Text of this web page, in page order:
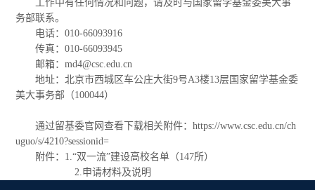
工作中有任何情况和问题，请及时与国家留学基金委美大事
务部联系。
电话：010-66093916
传真：010-66093945
邮箱：md4@csc.edu.cn
地址：北京市西城区车公庄大街9号A3楼13层国家留学基金委
美大事务部（100044）
通过留基委官网查看下载相关附件：https://www.csc.edu.cn/ch
uguo/s/4210?sessionid=
附件：1.“双一流”建设高校名单（147所）
2.申请材料及说明